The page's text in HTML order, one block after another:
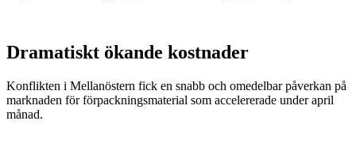
Dramatiskt ökande kostnader
Konflikten i Mellanöstern fick en snabb och omedelbar påverkan på
marknaden för förpackningsmaterial som accelererade under april
månad.